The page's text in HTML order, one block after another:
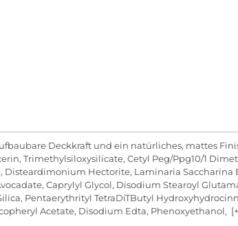
Deckkraft und ein natürliches, mattes
Trimethylsiloxysilicate, Cetyl Peg/Ppg10/1
Hectorite, Laminaria Saccharina
Caprylyl Glycol, Disodium Stearoyl
Pentaerythrityl TetraDiTButyl
Acetate, Disodium Edta, Phenoxyethanol,